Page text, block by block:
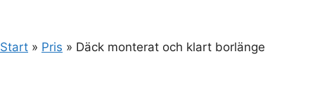
Start » Pris » Däck monterat och klart borlänge